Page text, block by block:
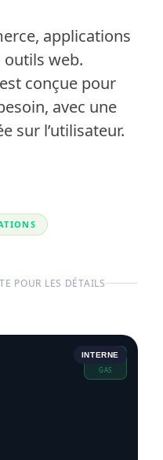
applications
outils web.
conçue pour
avec une
sur l’utilisateur.
POUR LES DÉTAILS
CDP
GAS
INTERNE